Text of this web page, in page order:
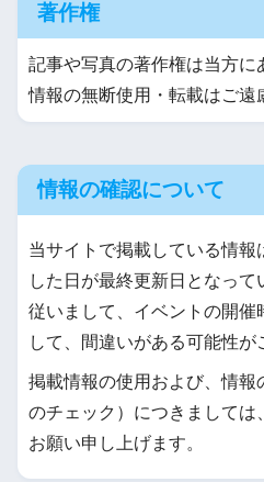
著作権
記事や写真の著作権は当方に
情報の無断使用・転載はご遠
情報の確認について
当サイトで掲載している情報
した日が最終更新日となって
従いまして、イベントの開催
して、間違いがある可能性が
掲載情報の使用および、情報
のチェック）につきましては
お願い申し上げます。